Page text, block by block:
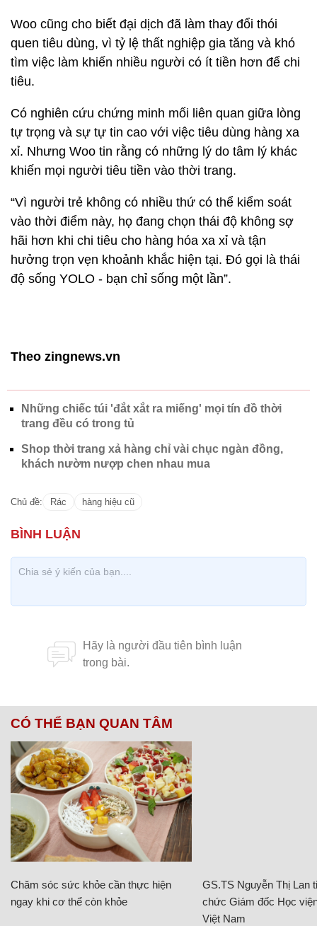
Woo cũng cho biết đại dịch đã làm thay đổi thói
quen tiêu dùng, vì tỷ lệ thất nghiệp gia tăng và khó
tìm việc làm khiến nhiều người có ít tiền hơn để chi
tiêu.
Có nghiên cứu chứng minh mối liên quan giữa lòng
tự trọng và sự tự tin cao với việc tiêu dùng hàng xa
xỉ. Nhưng Woo tin rằng có những lý do tâm lý khác
khiến mọi người tiêu tiền vào thời trang.
“Vì người trẻ không có nhiều thứ có thể kiểm soát
vào thời điểm này, họ đang chọn thái độ không sợ
hãi hơn khi chi tiêu cho hàng hóa xa xỉ và tận
hưởng trọn vẹn khoảnh khắc hiện tại. Đó gọi là thái
độ sống YOLO - bạn chỉ sống một lần”.
Theo zingnews.vn
Những chiếc túi 'đắt xắt ra miếng' mọi tín đồ thời
trang đều có trong tủ
Shop thời trang xả hàng chỉ vài chục ngàn đồng,
khách nườm nượp chen nhau mua
Chủ đề: Rác hàng hiệu cũ
CÓ THỂ BẠN QUAN TÂM
Chăm sóc sức khỏe cần thực hiện
ngay khi cơ thể còn khỏe
GS.TS Nguyễn Thị Lan
chức Giám đốc Học
Việt Nam